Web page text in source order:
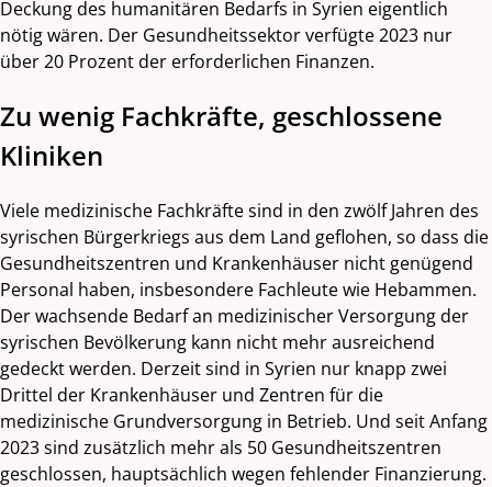
Deckung des humanitären Bedarfs in Syrien eigentlich
nötig wären. Der Gesundheitssektor verfügte 2023 nur
über 20 Prozent der erforderlichen Finanzen.
Zu wenig Fachkräfte, geschlossene
Kliniken
Viele medizinische Fachkräfte sind in den zwölf Jahren des
syrischen Bürgerkriegs aus dem Land geflohen, so dass die
Gesundheitszentren und Krankenhäuser nicht genügend
Personal haben, insbesondere Fachleute wie Hebammen.
Der wachsende Bedarf an medizinischer Versorgung der
syrischen Bevölkerung kann nicht mehr ausreichend
gedeckt werden. Derzeit sind in Syrien nur knapp zwei
Drittel der Krankenhäuser und Zentren für die
medizinische Grundversorgung in Betrieb. Und seit Anfang
2023 sind zusätzlich mehr als 50 Gesundheitszentren
geschlossen, hauptsächlich wegen fehlender Finanzierung.